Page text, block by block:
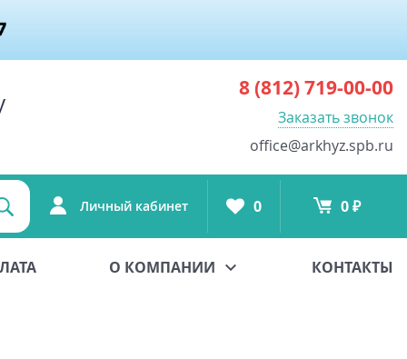
8 (812)719-00-00
Заказать звонок
office@arkhyz.spb.ru
Личный кабинет 0 0 ₽
О КОМПАНИИ КОНТАКТЫ